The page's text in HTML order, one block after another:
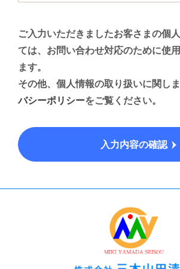
ご入力いただきましたお客さまの個
ては、お問い合わせ対応のために使
ます。
その他、個人情報の取り扱いに関しま
バシーポリシーをご覧ください。
入力内容の確認